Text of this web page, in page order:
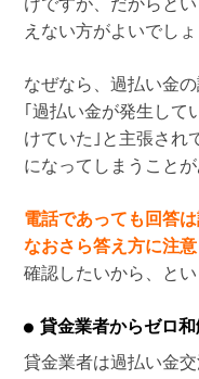
けですが、だからと
えない方がよいでしょ
なぜなら、過払い金
｢過払い金が発生して
けていた｣と主張され
になってしまうことが
電話であっても回答
なおさら答え方に注意
確認したいから、と
貸金業者からゼロ
貸金業者は過払い金